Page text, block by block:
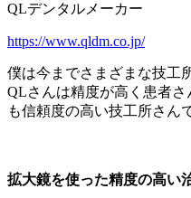
QLデンタルメーカー
https://www.qldm.co.jp/
僕は今までさまざまな技工
QLさんは精度が高く患者
も信頼度の高い技工所さん
拡大鏡を使った精度の高い